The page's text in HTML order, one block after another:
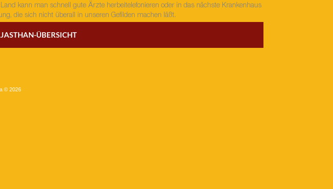
kann man schnell gute Ärzte herbeitelefonieren oder in das nächste Krankenhaus
die sich nicht überall in unseren Gefilden machen läßt.
ÜBERSICHT
© 2026